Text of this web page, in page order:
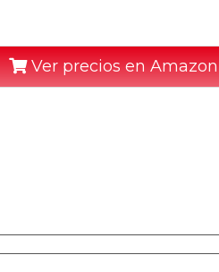
Ver precios en Amazon